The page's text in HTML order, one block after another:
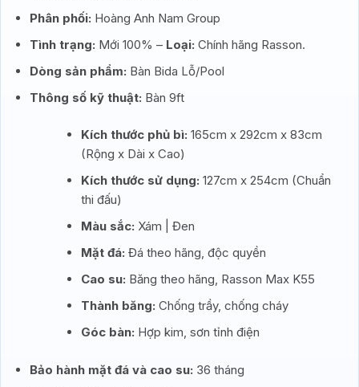
Phân phối: Hoàng Anh Nam Group
Tình trạng: Mới 100% – Loại: Chính hãng Rasson.
Dòng sản phẩm: Bàn Bida Lỗ/Pool
Thông số kỹ thuật: Bàn 9ft
Kích thước phủ bì: 165cm x 292cm x 83cm
(Rộng x Dài x Cao)
Kích thước sử dụng: 127cm x 254cm (Chuẩn
thi đấu)
Màu sắc: Xám | Đen
Mặt đá: Đá theo hãng, độc quyền
Cao su: Băng theo hãng, Rasson Max K55
Thành băng: Chống trầy, chống cháy
Góc bàn: Hợp kim, sơn tỉnh điện
Bảo hành mặt đá và cao su: 36 tháng